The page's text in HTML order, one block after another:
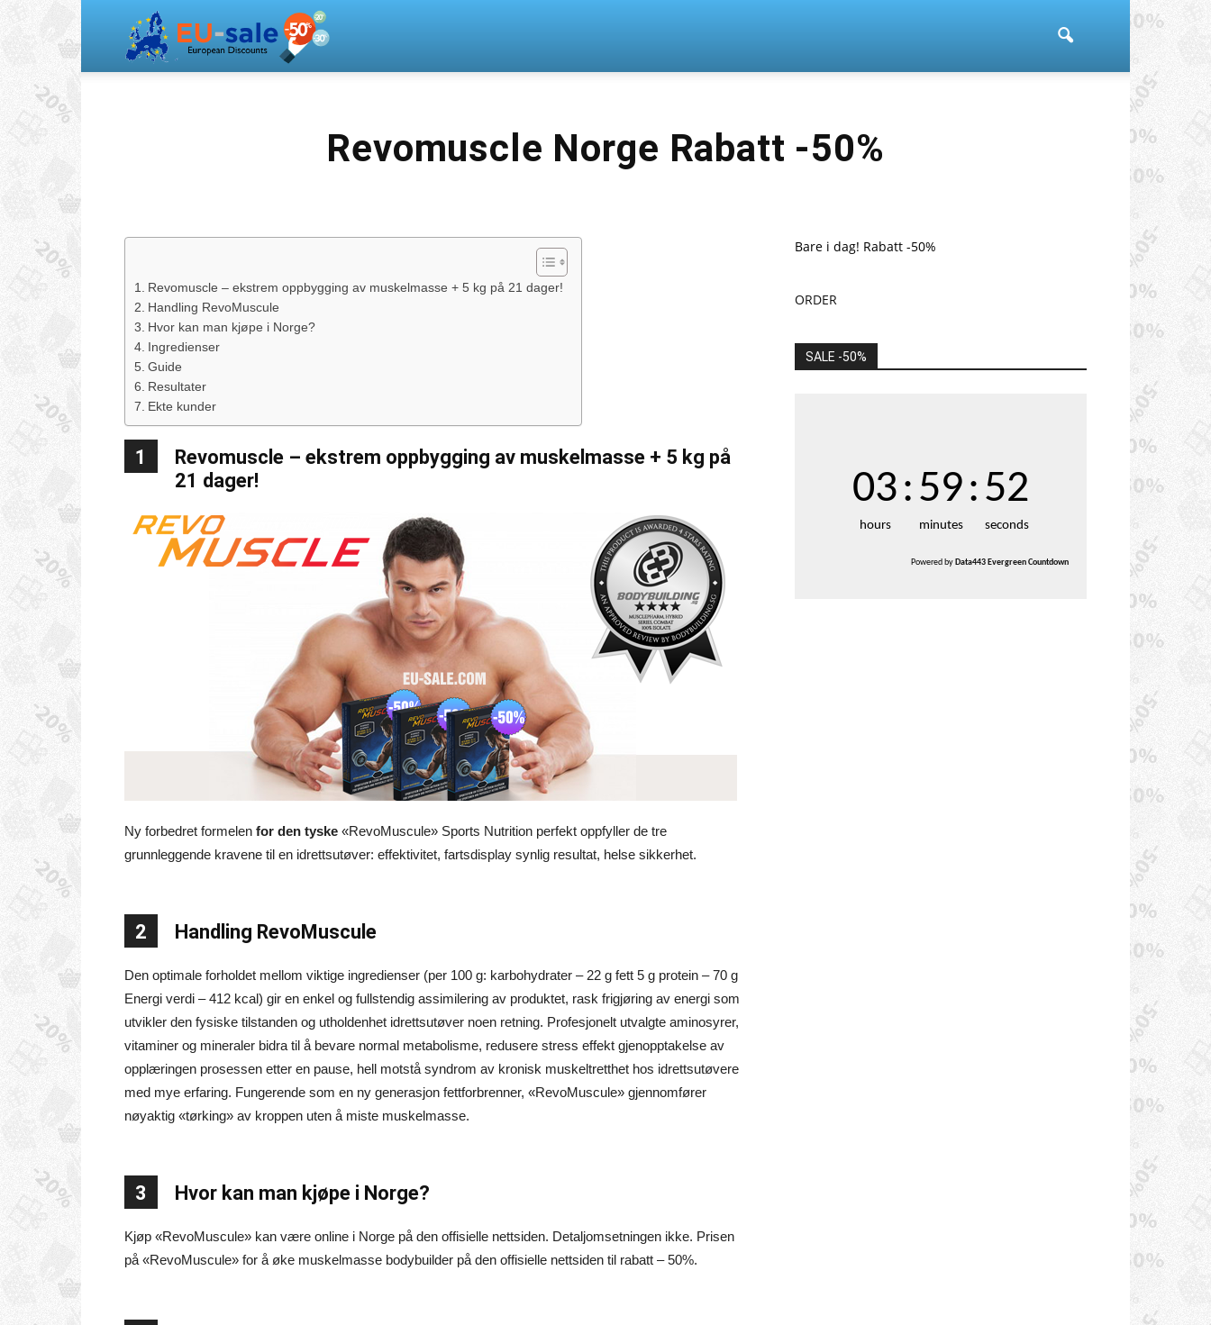
Revomuscle Norge Rabatt -50%
Revomuscle – ekstrem oppbygging av muskelmasse + 5 kg på 21 dager!
Handling RevoMuscule
Hvor kan man kjøpe i Norge?
Ingredienser
Guide
Resultater
Ekte kunder
1
Revomuscle – ekstrem oppbygging av muskelmasse + 5 kg på
21 dager!
Ny forbedret formelen for den tyske «RevoMuscule» Sports Nutrition perfekt oppfyller de tre
grunnleggende kravene til en idrettsutøver: effektivitet, fartsdisplay synlig resultat, helse sikkerhet.
2 Handling RevoMuscule
Den optimale forholdet mellom viktige ingredienser (per 100 g: karbohydrater – 22 g fett 5 g protein – 70 g
Energi verdi – 412 kcal) gir en enkel og fullstendig assimilering av produktet, rask frigjøring av energi som
utvikler den fysiske tilstanden og utholdenhet idrettsutøver noen retning. Profesjonelt utvalgte aminosyrer,
vitaminer og mineraler bidra til å bevare normal metabolisme, redusere stress effekt gjenopptakelse av
opplæringen prosessen etter en pause, hell motstå syndrom av kronisk muskeltretthet hos idrettsutøvere
med mye erfaring. Fungerende som en ny generasjon fettforbrenner, «RevoMuscule» gjennomfører
nøyaktig «tørking» av kroppen uten å miste muskelmasse.
3 Hvor kan man kjøpe i Norge?
Kjøp «RevoMuscule» kan være online i Norge på den offisielle nettsiden. Detaljomsetningen ikke. Prisen
på «RevoMuscule» for å øke muskelmasse bodybuilder på den offisielle nettsiden til rabatt – 50%.
Bare i dag! Rabatt -50%
ORDER
SALE -50%
03
hours
:59
minutes
:51
seconds
Powered by Data443 Evergreen Countdown